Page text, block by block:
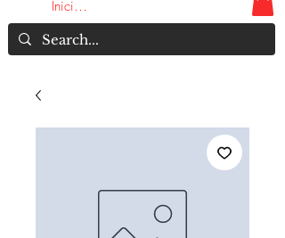
Iniciar sesión